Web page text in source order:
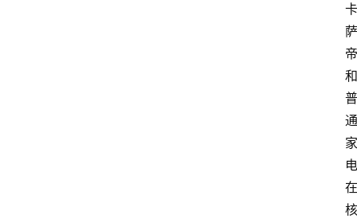
卡
萨
帝
和
普
通
家
电
在
核